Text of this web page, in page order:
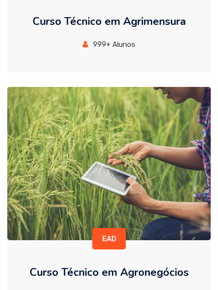
Curso Técnico em Agrimensura
999+ Alunos
EAD
Curso Técnico em Agronegócios